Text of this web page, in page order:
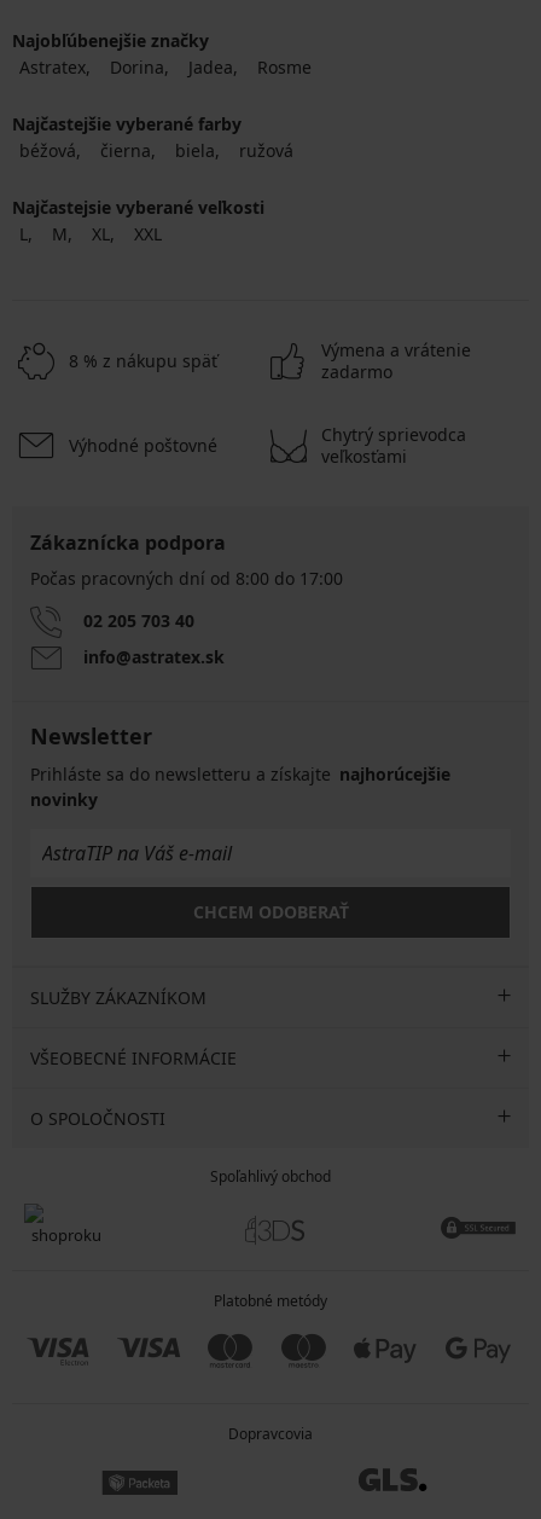
Najobľúbenejšie značky
Astratex
Dorina Jadea Rosme
Najčastejšie vyberané farby
béžová
čierna biela ružová
Najčastejsie vyberané veľkosti
L
M XL XXL
8 % z nákupu späť
Výmena a vrátenie
zadarmo
Výhodné poštovné
Chytrý sprievodca
veľkosťami
Zákaznícka podpora
Počas pracovných dní od 8:00 do 17:00
02 205 703 40
info@astratex.sk
Newsletter
Prihláste sa do newsletteru a získajte najhorúcejšie
novinky
CHCEM ODOBERAŤ
SLUŽBY ZÁKAZNÍKOM
VŠEOBECNÉ INFORMÁCIE
O SPOLOČNOSTI
Spoľahlivý obchod
Platobné metódy
Dopravcovia